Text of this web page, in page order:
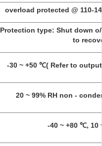
overload protected @ 110-
Protection type: Shut down
to
-30 ~ +50 ℃( Refer to
20 ~ 99% RH non -
-40 ~ +80 ℃, 10